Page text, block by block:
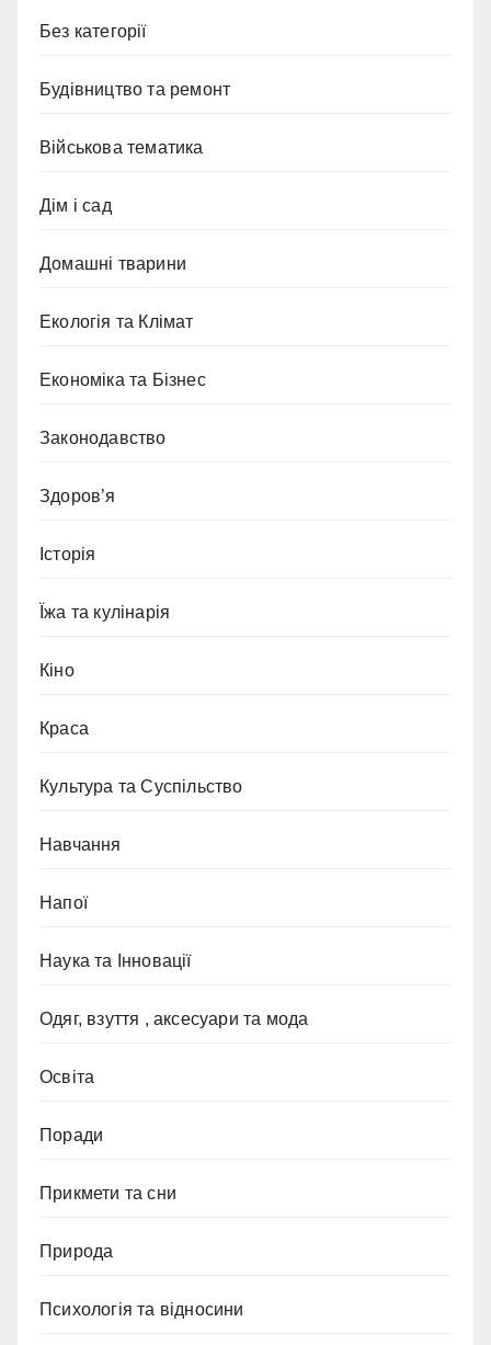
Без категорії
Будівництво та ремонт
Військова тематика
Дім і сад
Домашні тварини
Екологія та Клімат
Економіка та Бізнес
Законодавство
Здоров’я
Історія
Їжа та кулінарія
Кіно
Краса
Культура та Суспільство
Навчання
Напої
Наука та Інновації
Одяг, взуття , аксесуари та мода
Освіта
Поради
Прикмети та сни
Природа
Психологія та відносини